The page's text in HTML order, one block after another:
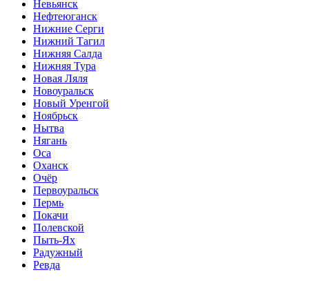
Невьянск
Нефтеюганск
Нижние Серги
Нижний Тагил
Нижняя Салда
Нижняя Тура
Новая Ляля
Новоуральск
Новый Уренгой
Ноябрьск
Нытва
Нягань
Оса
Оханск
Очёр
Первоуральск
Пермь
Покачи
Полевской
Пыть-Ях
Радужный
Ревда